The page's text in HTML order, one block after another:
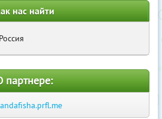
нас найти
Россия
партнере: